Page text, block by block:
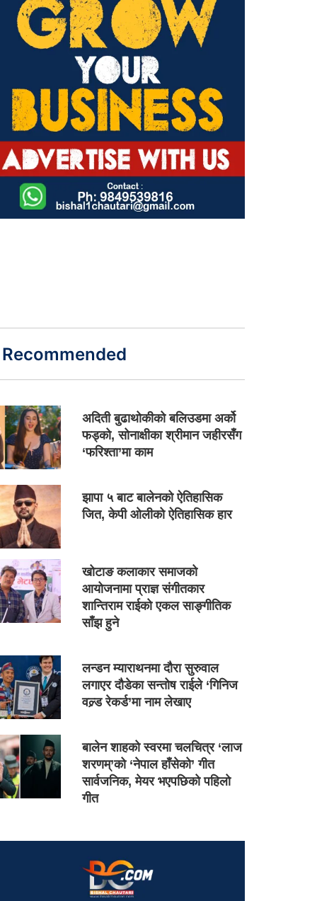
Recommended
अदिती बुढाथोकीको बलिउडमा अर्को
फड्को, सोनाक्षीका श्रीमान जहीरसँग
‘फरिश्ता’मा काम
झापा ५ बाट बालेनको ऐतिहासिक
जित, केपी ओलीको ऐतिहासिक हार
खोटाङ कलाकार समाजको
आयोजनामा प्राज्ञ संगीतकार
शान्तिराम राईको एकल साङ्गीतिक
साँझ हुने
लन्डन म्याराथनमा दौरा सुरुवाल
लगाएर दौडेका सन्तोष राईले ‘गिनिज
वल्र्ड रेकर्ड’मा नाम लेखाए
बालेन शाहको स्वरमा चलचित्र ‘लाज
शरणम्’को ‘नेपाल हाँसेको’ गीत
सार्वजनिक, मेयर भएपछिको पहिलो
गीत